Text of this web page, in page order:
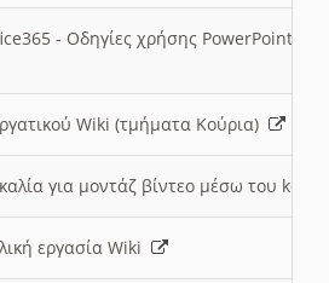
- Οδηγίες χρήσης PowerPoint
Wiki (τμήματα Κούρια)
για μοντάζ βίντεο μέσω του
εργασία Wiki